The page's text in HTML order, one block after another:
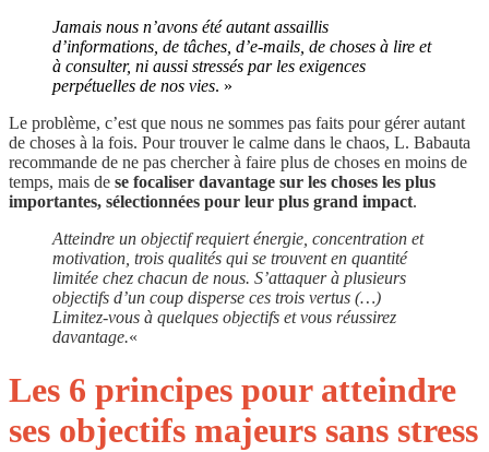
Jamais nous n’avons été autant assaillis
d’informations, de tâches, d’e-mails, de choses à lire et
à consulter, ni aussi stressés par les exigences
perpétuelles de nos vies. »
Le problème, c’est que nous ne sommes pas faits pour gérer autant
de choses à la fois. Pour trouver le calme dans le chaos, L. Babauta
recommande de ne pas chercher à faire plus de choses en moins de
temps, mais de se focaliser davantage sur les choses les plus
importantes, sélectionnées pour leur plus grand impact.
Atteindre un objectif requiert énergie, concentration et
motivation, trois qualités qui se trouvent en quantité
limitée chez chacun de nous. S’attaquer à plusieurs
objectifs d’un coup disperse ces trois vertus (…)
Limitez-vous à quelques objectifs et vous réussirez
davantage.«
Les 6 principes pour atteindre
ses objectifs majeurs sans stress